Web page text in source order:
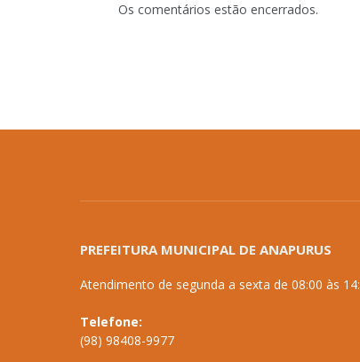
Os comentários estão encerrados.
PREFEITURA MUNICIPAL DE ANAPURUS
Atendimento de segunda a sexta de 08:00 às
Telefone:
(98) 98408-9977